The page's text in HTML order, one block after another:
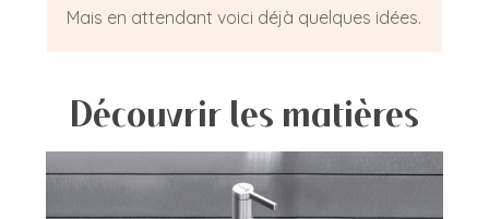
Mais en attendant voici déjà quelques idées.
Découvrir les matières